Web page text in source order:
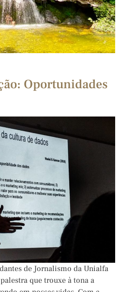
Oportunidades
de Jornalismo da Unialfa
que trouxe à tona a